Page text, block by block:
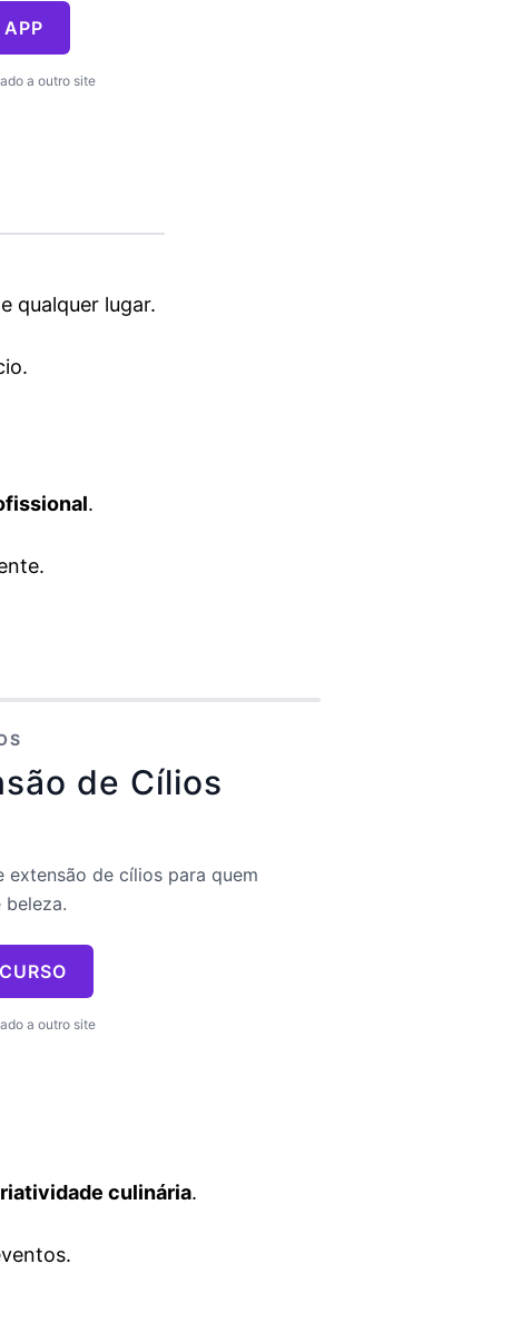
a outro site
qualquer lugar.
.
de Cílios
extensão de cílios para quem
a outro site
culinária.